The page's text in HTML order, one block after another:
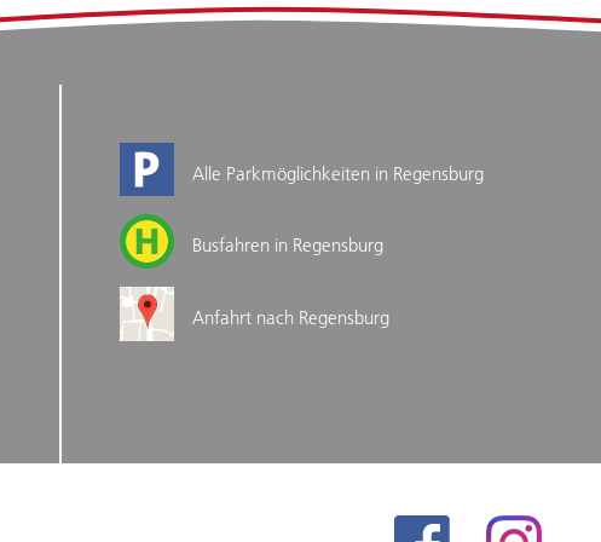
Alle Parkmöglichkeiten in Regensburg
Busfahren in Regensburg
Anfahrt nach Regensburg